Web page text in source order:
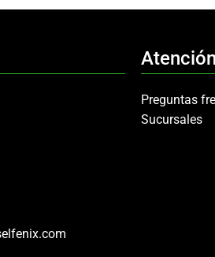
Preguntas
Sucursales